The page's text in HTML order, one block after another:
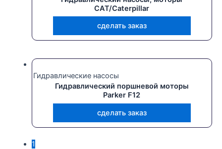
CAT/Caterpillar
сделать заказ
Гидравлические насосы
Гидравлический поршневой моторы
Parker F12
сделать заказ
1